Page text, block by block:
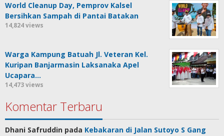
World Cleanup Day, Pemprov Kalsel
Bersihkan Sampah di Pantai Batakan
14,824 views
Warga Kampung Batuah Jl. Veteran Kel.
Kuripan Banjarmasin Laksanaka Apel
Ucapara…
14,473 views
Komentar Terbaru
Dhani Safruddin pada Kebakaran di Jalan Sutoyo S Gang